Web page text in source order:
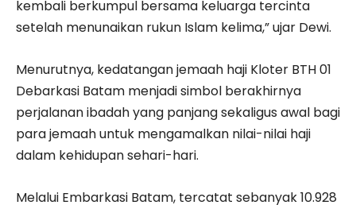
kembali berkumpul bersama keluarga tercinta
setelah menunaikan rukun Islam kelima,” ujar Dewi.
Menurutnya, kedatangan jemaah haji Kloter BTH 01
Debarkasi Batam menjadi simbol berakhirnya
perjalanan ibadah yang panjang sekaligus awal bagi
para jemaah untuk mengamalkan nilai-nilai haji
dalam kehidupan sehari-hari.
Melalui Embarkasi Batam, tercatat sebanyak 10.928